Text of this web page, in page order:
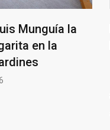
Munguía la
en la